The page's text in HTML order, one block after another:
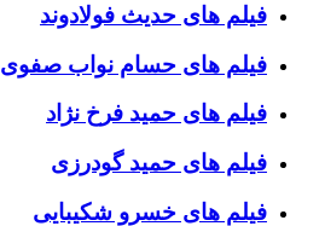
فیلم های حدیث فولادوند
فیلم های حسام نواب صفوی
فیلم های حمید فرخ نژاد
فیلم های حمید گودرزی
فیلم های خسرو شکیبایی